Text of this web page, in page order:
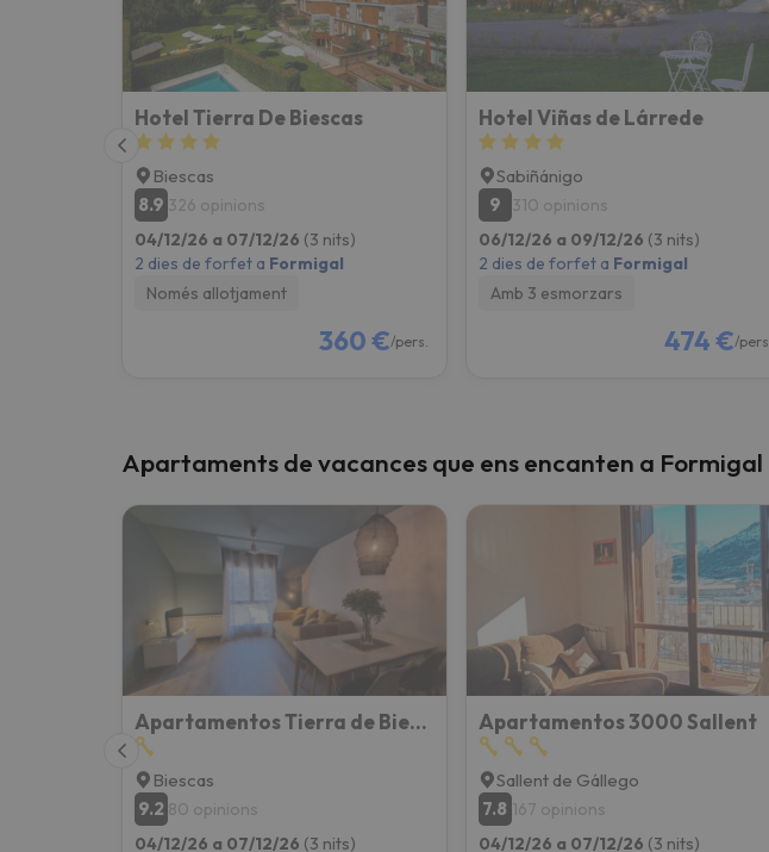
Hotel Tierra De Biescas
Biescas
8.9 326 opinions
04/12/26 a 07/12/26 (3 nits)
2 dies de forfet a Formigal
Només allotjament
360 €/pers.
Hotel Viñas de Lárrede
Sabiñánigo
9
310 opinions
06/12/26 a 09/12/26 (3 nits)
2 dies de forfet a Formigal
Amb 3 esmorzars
474 €/pers.
Apartaments de vacances que ens encanten a Formigal
Apartamentos Tierra de Biescas Boutique
Biescas
9.2 80 opinions
04/12/26 a 07/12/26 (3 nits)
Apartamentos 3000 Sallent
Sallent de Gállego
7.8 167 opinions
04/12/26 a 07/12/26 (3 nits)